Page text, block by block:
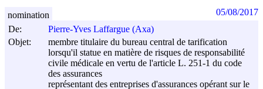
De:
Pierre-Yves Laffargue (Axa)
Objet:
membre titulaire du bureau central de tarification
lorsqu'il statue en matière de risques de responsabilité
civile médicale en vertu de l'article L. 251-1 du code
des assurances
représentant des entreprises d'assurances opérant sur le
nomination 05/08/2017